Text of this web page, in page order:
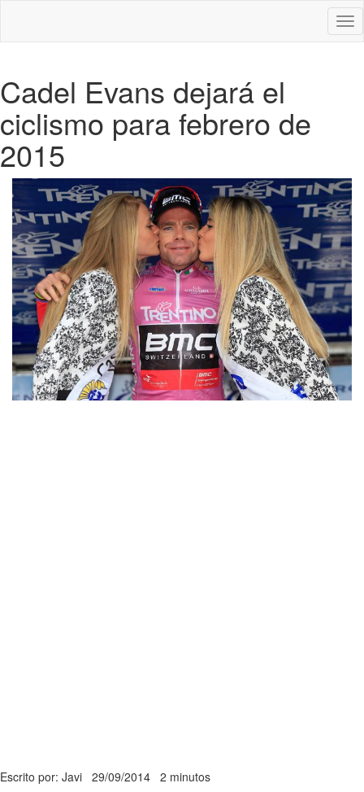
Cadel Evans dejará el
ciclismo para febrero de
2015
Escrito por: Javi 29/09/2014 2 minutos